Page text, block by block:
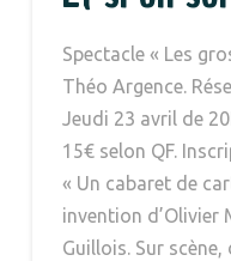
Spectacle « Les
Théo Argence.
Jeudi 23 avril de
15€ selon QF.
« Un cabaret de
invention d’Olivier
Guillois. Sur scène,